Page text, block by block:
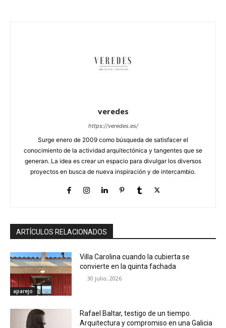
veredes
https://veredes.es/
Surge enero de 2009 como búsqueda de satisfacer el
conocimiento de la actividad arquitectónica y tangentes que se
generan. La idea es crear un espacio para divulgar los diversos
proyectos en busca de nueva inspiración y de intercambio.
ARTÍCULOS RELACIONADOS
aparejo
Villa Carolina cuando la cubierta se
convierte en la quinta fachada
30 julio, 2026
Rafael Baltar, testigo de un tiempo.
Arquitectura y compromiso en una Galicia